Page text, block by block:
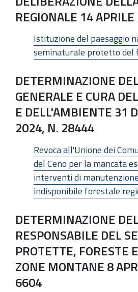
REGIONALE 14
Istituzione del paesaggio
seminaturale protetto del
DETERMINAZIONE
GENERALE E CURA
E DELL'AMBIENTE 31
2024, N. 28444
Revoca all'Unione dei
del Ceno per la mancata
interventi di
indisponibile forestale
DETERMINAZIONE DEL
RESPONSABILE DEL
PROTETTE, FORESTE
ZONE MONTANE 8
6604